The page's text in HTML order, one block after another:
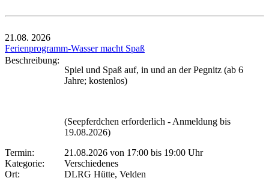
21.08. 2026
Ferienprogramm-Wasser macht Spaß
Beschreibung:
Spiel und Spaß auf, in und an der Pegnitz (ab 6
Jahre; kostenlos)
(Seepferdchen erforderlich - Anmeldung bis
19.08.2026)
Termin:
21.08.2026 von 17:00 bis 19:00 Uhr
Kategorie:
Verschiedenes
Ort:
DLRG Hütte, Velden